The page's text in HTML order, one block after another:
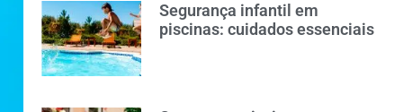
Segurança infantil em
piscinas: cuidados essenciais